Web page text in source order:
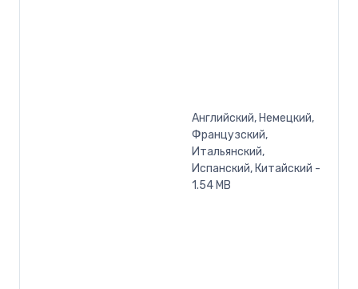
Английский, Немецкий,
Французский,
Итальянский,
Испанский, Китайский -
1.54 MB